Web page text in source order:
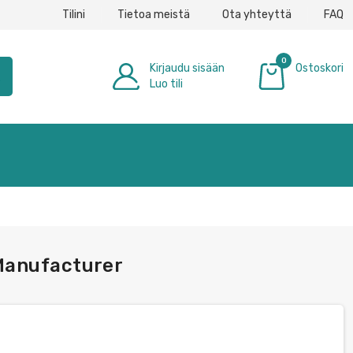
Tilini Tietoa meistä Ota yhteyttä FAQ
Kirjaudu sisään
Luo tili
0
Ostoskori